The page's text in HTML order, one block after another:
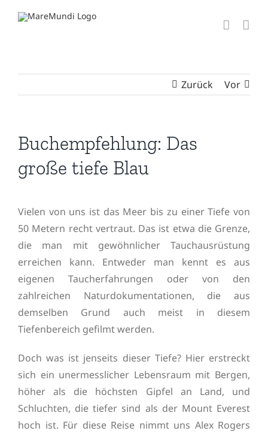
Inhalt
Zurück Vor
Buchempfehlung: Das
große tiefe Blau
Vielen von uns ist das Meer bis zu einer Tiefe von
50 Metern recht vertraut. Das ist etwa die Grenze,
die man mit gewöhnlicher Tauchausrüstung
erreichen kann. Entweder man kennt es aus
eigenen Taucherfahrungen oder von den
zahlreichen Naturdokumentationen, die aus
demselben Grund auch meist in diesem
Tiefenbereich gefilmt werden.
Doch was ist jenseits dieser Tiefe? Hier erstreckt
sich ein unermesslicher Lebensraum mit Bergen,
höher als die höchsten Gipfel an Land, und
Schluchten, die tiefer sind als der Mount Everest
hoch ist. Für diese Reise nimmt uns Alex Rogers